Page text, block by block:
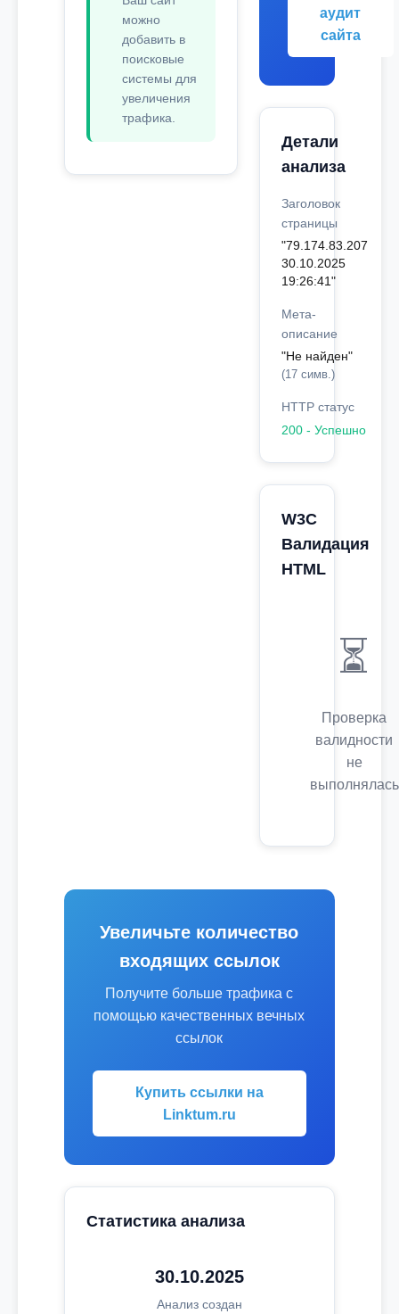
можно
добавить в
поисковые
системы для
увеличения
трафика.
аудит
сайта
Детали
анализа
Заголовок
страницы
"79.174.83.207
30.10.2025
19:26:41"
Мета-
описание
"Не найден"
(17 симв.)
HTTP статус
200 - Успешно
W3C
Валидация
HTML
⏳
Проверка
валидности
не
выполнялась
Увеличьте количество
входящих ссылок
Получите больше трафика с
помощью качественных вечных
ссылок
Купить ссылки на
Linktum.ru
Статистика анализа
30.10.2025
Анализ создан